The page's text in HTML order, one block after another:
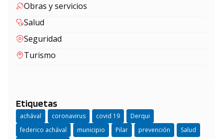
Obras y servicios
Salud
Seguridad
Turismo
Etiquetas
achával coronavirus covid 19
Derqui
federico achával
municipio Pilar prevención
Salud